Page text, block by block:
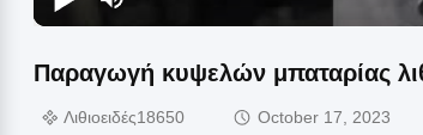
Παραγωγή κυψελών μπαταρίας
Λιθιοειδές18650
October 17, 2023